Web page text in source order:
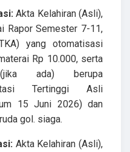
Akta Kelahiran (Asli),
Rapor Semester 7-11,
yang otomatisasi
Rp 10.000, serta
ada) berupa
Tertinggi Asli
15 Juni 2026) dan
gol. siaga.
Akta Kelahiran (Asli),